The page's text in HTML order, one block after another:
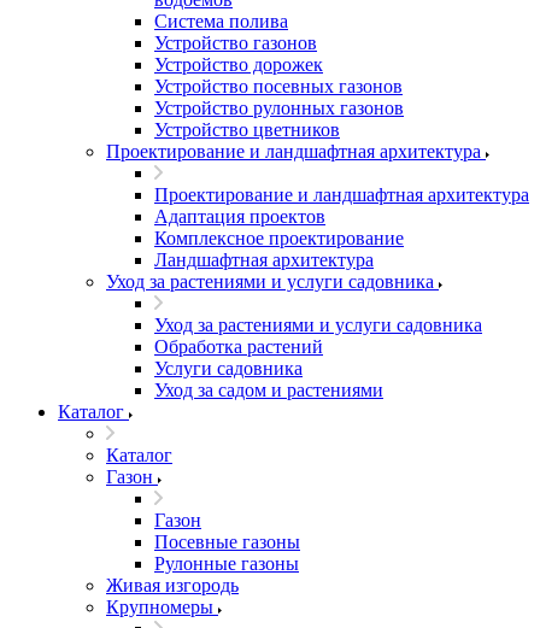
Система полива
Устройство газонов
Устройство дорожек
Устройство посевных газонов
Устройство рулонных газонов
Устройство цветников
Проектирование и ландшафтная архитектура
Проектирование и ландшафтная архитектура
Адаптация проектов
Комплексное проектирование
Ландшафтная архитектура
Уход за растениями и услуги садовника
Уход за растениями и услуги садовника
Обработка растений
Услуги садовника
Уход за садом и растениями
Каталог
Каталог
Газон
Газон
Посевные газоны
Рулонные газоны
Живая изгородь
Крупномеры